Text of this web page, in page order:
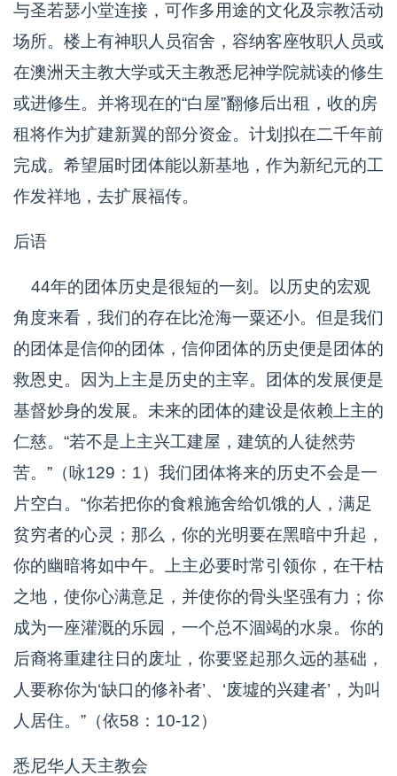
与圣若瑟小堂连接，可作多用途的文化及宗教活动
场所。楼上有神职人员宿舍，容纳客座牧职人员或
在澳洲天主教大学或天主教悉尼神学院就读的修生
或进修生。并将现在的“白屋”翻修后出租，收的房
租将作为扩建新翼的部分资金。计划拟在二千年前
完成。希望届时团体能以新基地，作为新纪元的工
作发祥地，去扩展福传。
后语
44年的团体历史是很短的一刻。以历史的宏观
角度来看，我们的存在比沧海一粟还小。但是我们
的团体是信仰的团体，信仰团体的历史便是团体的
救恩史。因为上主是历史的主宰。团体的发展便是
基督妙身的发展。未来的团体的建设是依赖上主的
仁慈。“若不是上主兴工建屋，建筑的人徒然劳
苦。”（咏129：1）我们团体将来的历史不会是一
片空白。“你若把你的食粮施舍给饥饿的人，满足
贫穷者的心灵；那么，你的光明要在黑暗中升起，
你的幽暗将如中午。上主必要时常引领你，在干枯
之地，使你心满意足，并使你的骨头坚强有力；你
成为一座灌溉的乐园，一个总不涸竭的水泉。你的
后裔将重建往日的废址，你要竖起那久远的基础，
人要称你为‘缺口的修补者’、‘废墟的兴建者’，为叫
人居住。”（依58：10-12）
悉尼华人天主教会